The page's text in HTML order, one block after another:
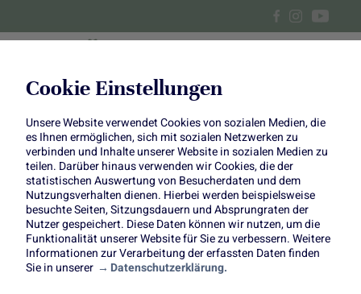
Cookie Einstellungen
Unsere Website verwendet Cookies von sozialen Medien, die
es Ihnen ermöglichen, sich mit sozialen Netzwerken zu
verbinden und Inhalte unserer Website in sozialen Medien zu
teilen. Darüber hinaus verwenden wir Cookies, die der
statistischen Auswertung von Besucherdaten und dem
Nutzungsverhalten dienen. Hierbei werden beispielsweise
besuchte Seiten, Sitzungsdauern und Absprungraten der
Nutzer gespeichert. Diese Daten können wir nutzen, um die
Funktionalität unserer Website für Sie zu verbessern. Weitere
Informationen zur Verarbeitung der erfassten Daten finden
Sie in unserer
Datenschutzerklärung.
Gerösteter Möhrensalat und
Zucchini-Quiche